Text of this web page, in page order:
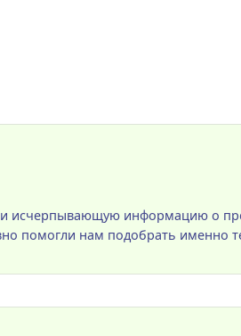
исчерпывающую информацию о
помогли нам подобрать именно